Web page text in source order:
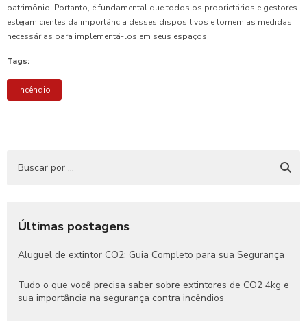
patrimônio. Portanto, é fundamental que todos os proprietários e gestores
estejam cientes da importância desses dispositivos e tomem as medidas
necessárias para implementá-los em seus espaços.
Tags:
Incêndio
Últimas postagens
Aluguel de extintor CO2: Guia Completo para sua Segurança
Tudo o que você precisa saber sobre extintores de CO2 4kg e
sua importância na segurança contra incêndios